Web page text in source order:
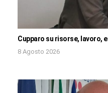
Cupparo su risorse, lavoro,
8 Agosto 2026